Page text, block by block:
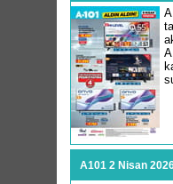
A101 2 Nisan